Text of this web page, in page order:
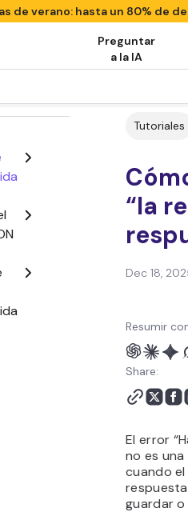
de verano: hasta un 80% de
Preguntar
a la IA
Tutoriales
“la
Dec 18,
Resumir
Share:
El error
no es una
cuando
guardar